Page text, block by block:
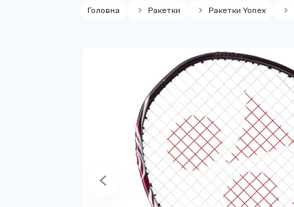
Головна Ракетки Ракетки Yonex